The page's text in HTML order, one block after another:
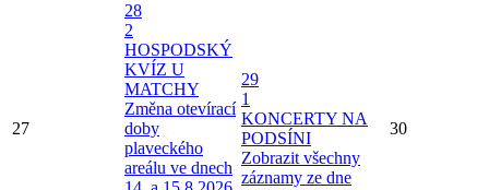
27
28
2
HOSPODSKÝ
KVÍZ U
MATCHY
Změna otevírací
doby
plaveckého
areálu ve dnech
29
1
KONCERTY NA
PODSÍNI
Zobrazit všechny
záznamy ze dne
30